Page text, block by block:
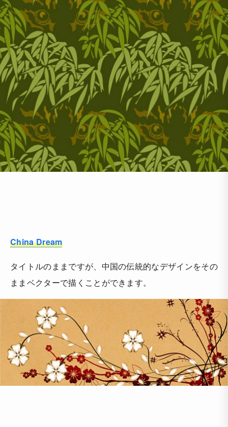
China Dream
タイトルのままですが、中国の伝統的なデザインをその
ままベクターで描くことができます。